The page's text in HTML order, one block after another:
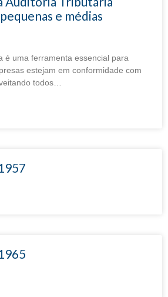
e médias
é uma ferramenta essencial para
estejam em conformidade com
todos…